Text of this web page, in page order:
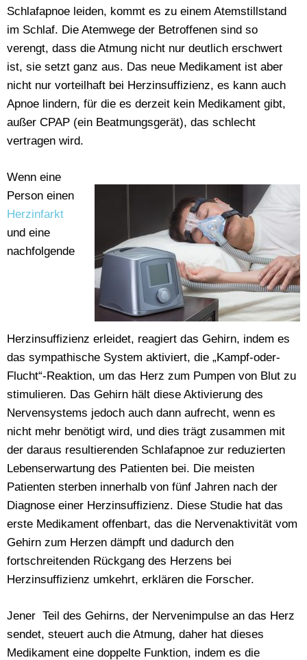
Schlafapnoe leiden, kommt es zu einem Atemstillstand
im Schlaf. Die Atemwege der Betroffenen sind so
verengt, dass die Atmung nicht nur deutlich erschwert
ist, sie setzt ganz aus. Das neue Medikament ist aber
nicht nur vorteilhaft bei Herzinsuffizienz, es kann auch
Apnoe lindern, für die es derzeit kein Medikament gibt,
außer CPAP (ein Beatmungsgerät), das schlecht
vertragen wird.
Wenn eine
Person einen
Herzinfarkt
und eine
nachfolgende
Herzinsuffizienz erleidet, reagiert das Gehirn, indem es
das sympathische System aktiviert, die „Kampf-oder-
Flucht“-Reaktion, um das Herz zum Pumpen von Blut zu
stimulieren. Das Gehirn hält diese Aktivierung des
Nervensystems jedoch auch dann aufrecht, wenn es
nicht mehr benötigt wird, und dies trägt zusammen mit
der daraus resultierenden Schlafapnoe zur reduzierten
Lebenserwartung des Patienten bei. Die meisten
Patienten sterben innerhalb von fünf Jahren nach der
Diagnose einer Herzinsuffizienz. Diese Studie hat das
erste Medikament offenbart, das die Nervenaktivität vom
Gehirn zum Herzen dämpft und dadurch den
fortschreitenden Rückgang des Herzens bei
Herzinsuffizienz umkehrt, erklären die Forscher.
Jener Teil des Gehirns, der Nervenimpulse an das Herz
sendet, steuert auch die Atmung, daher hat dieses
Medikament eine doppelte Funktion, indem es die